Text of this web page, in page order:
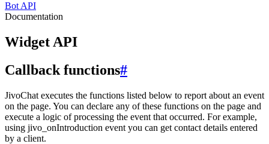
Bot API
Documentation
Widget API
Callback functions#
JivoChat executes the functions listed below to report about an event
on the page. You can declare any of these functions on the page and
execute a logic of processing the event that occurred. For example,
using jivo_onIntroduction event you can get contact details entered
by a client.